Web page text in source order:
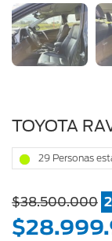
TOYOTA
29 Personas
$38.500.000